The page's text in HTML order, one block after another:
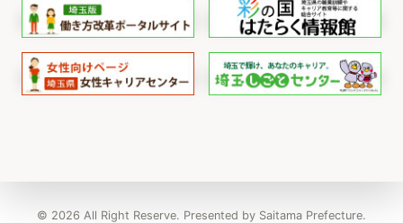
© 2026 All Right Reserve. Presented by Saitama Prefecture.